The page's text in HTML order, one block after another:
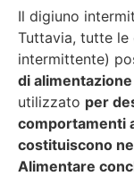
Il digiuno
Tuttavia, tutte
intermittente)
di
utilizzato per
comportamenti
costituiscono
Alimentare